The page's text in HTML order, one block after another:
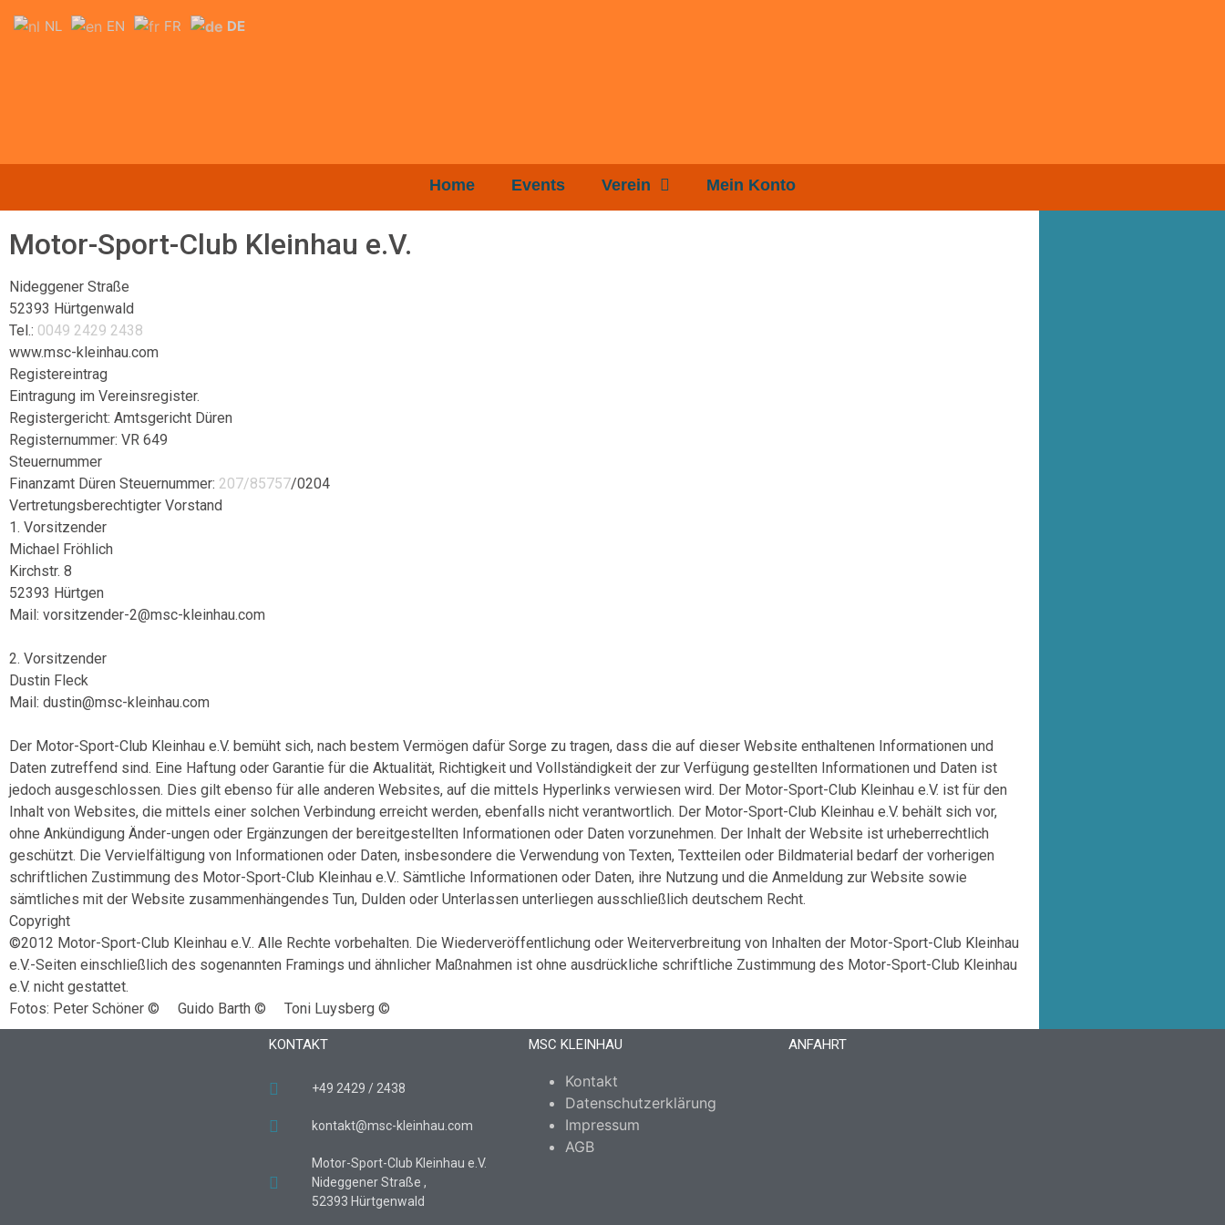
Home Events Verein Mein Konto
Motor-Sport-Club Kleinhau e.V.
Nideggener Straße
52393 Hürtgenwald
Tel.: 0049 2429 2438
www.msc-kleinhau.com
Registereintrag
Eintragung im Vereinsregister.
Registergericht: Amtsgericht Düren
Registernummer: VR 649
Steuernummer
Finanzamt Düren Steuernummer: 207/85757/0204
Vertretungsberechtigter Vorstand
1. Vorsitzender
Michael Fröhlich
Kirchstr. 8
52393 Hürtgen
Mail: vorsitzender-2@msc-kleinhau.com
2. Vorsitzender
Dustin Fleck
Mail: dustin@msc-kleinhau.com
Der Motor-Sport-Club Kleinhau e.V. bemüht sich, nach bestem Vermögen dafür Sorge zu tragen, dass die auf dieser Website enthaltenen Informationen und
Daten zutreffend sind. Eine Haftung oder Garantie für die Aktualität, Richtigkeit und Vollständigkeit der zur Verfügung gestellten Informationen und Daten ist
jedoch ausgeschlossen. Dies gilt ebenso für alle anderen Websites, auf die mittels Hyperlinks verwiesen wird. Der Motor-Sport-Club Kleinhau e.V. ist für den
Inhalt von Websites, die mittels einer solchen Verbindung erreicht werden, ebenfalls nicht verantwortlich. Der Motor-Sport-Club Kleinhau e.V. behält sich vor,
ohne Ankündigung Änder-ungen oder Ergänzungen der bereitgestellten Informationen oder Daten vorzunehmen. Der Inhalt der Website ist urheberrechtlich
geschützt. Die Vervielfältigung von Informationen oder Daten, insbesondere die Verwendung von Texten, Textteilen oder Bildmaterial bedarf der vorherigen
schriftlichen Zustimmung des Motor-Sport-Club Kleinhau e.V.. Sämtliche Informationen oder Daten, ihre Nutzung und die Anmeldung zur Website sowie
sämtliches mit der Website zusammenhängendes Tun, Dulden oder Unterlassen unterliegen ausschließlich deutschem Recht.
Copyright
©2012 Motor-Sport-Club Kleinhau e.V.. Alle Rechte vorbehalten. Die Wiederveröffentlichung oder Weiterverbreitung von Inhalten der Motor-Sport-Club Kleinhau
e.V.-Seiten einschließlich des sogenannten Framings und ähnlicher Maßnahmen ist ohne ausdrückliche schriftliche Zustimmung des Motor-Sport-Club Kleinhau
e.V. nicht gestattet.
Fotos: Peter Schöner © Guido Barth © Toni Luysberg ©
KONTAKT
+49 2429 / 2438
kontakt@msc-kleinhau.com
Motor-Sport-Club Kleinhau e.V.
Nideggener Straße ,
52393 Hürtgenwald
MSC KLEINHAU
Kontakt
Datenschutzerklärung
Impressum
AGB
ANFAHRT
NL EN FR DE